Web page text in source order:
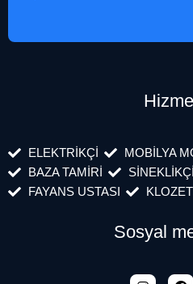
ELEKTRİKÇİ MOBİLYA
BAZA TAMİRİ
SİNEKLİKÇİ
FAYANS USTASI
Sosyal